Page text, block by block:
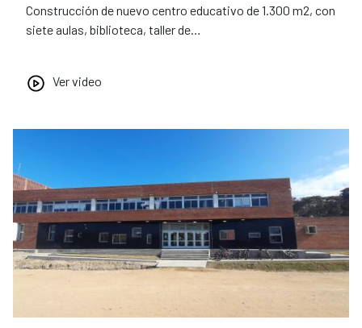
Construcción de nuevo centro educativo de 1.300 m2, con
siete aulas, biblioteca, taller de…
Ver video